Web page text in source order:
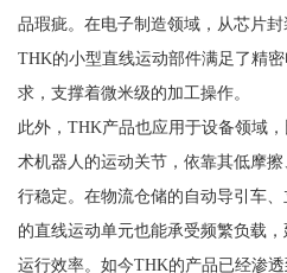
品瑕疵。在电子制造领域，从芯片
THK的小型直线运动部件满足了精
求，支撑着微米级的加工操作。
此外，THK产品也应用于设备领域
术机器人的运动关节，依靠其低摩
行稳定。在物流仓储的自动导引车
的直线运动单元也能承受频繁负载
运行效率。如今THK的产品已经渗